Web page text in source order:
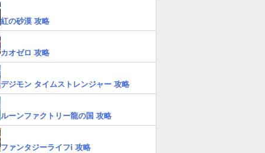
紅の砂漠 攻略
カオゼロ 攻略
デジモン タイムストレンジャー 攻略
ルーンファクトリー龍の国 攻略
ファンタジーライフi 攻略